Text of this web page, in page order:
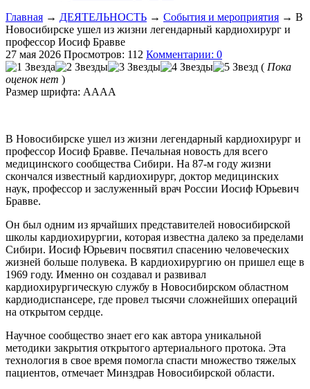
Главная → ДЕЯТЕЛЬНОСТЬ → События и мероприятия → В
Новосибирске ушел из жизни легендарный кардиохирург и
профессор Иосиф Бравве
27 мая 2026 Просмотров: 112 Комментарии: 0
( Пока
оценок нет )
Размер шрифта: AAAA
В Новосибирске ушел из жизни легендарный кардиохирург и
профессор Иосиф Бравве. Печальная новость для всего
медицинского сообщества Сибири. На 87-м году жизни
скончался известный кардиохирург, доктор медицинских
наук, профессор и заслуженный врач России Иосиф Юрьевич
Бравве.
Он был одним из ярчайших представителей новосибирской
школы кардиохирургии, которая известна далеко за пределами
Сибири. Иосиф Юрьевич посвятил спасению человеческих
жизней больше полувека. В кардиохирургию он пришел еще в
1969 году. Именно он создавал и развивал
кардиохирургическую службу в Новосибирском областном
кардиодиспансере, где провел тысячи сложнейших операций
на открытом сердце.
Научное сообщество знает его как автора уникальной
методики закрытия открытого артериального протока. Эта
технология в свое время помогла спасти множество тяжелых
пациентов, отмечает Минздрав Новосибирской области.